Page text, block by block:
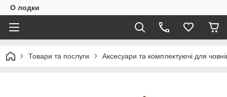
О лодки
Товари та послуги Аксесуари та комплектуючі для